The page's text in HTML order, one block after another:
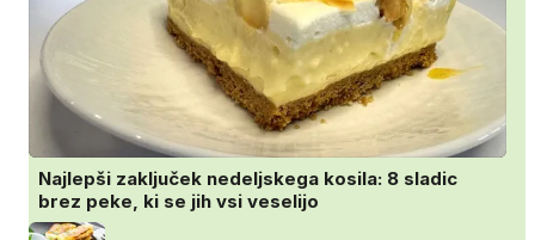
Najlepši zaključek nedeljskega kosila: 8 sladic
brez peke, ki se jih vsi veselijo